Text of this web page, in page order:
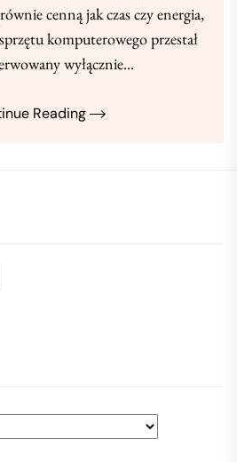
cenną jak czas czy energia,
komputerowego przestał
wyłącznie...
Reading